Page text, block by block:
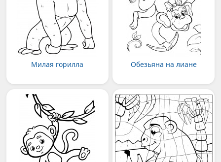
Милая горилла Обезьяна на лиане